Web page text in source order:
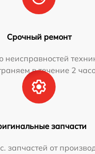
Срочный ремонт
неисправностей
в течение 2
запчасти
запчастей от